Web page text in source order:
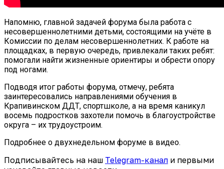
Напомню, главной задачей форума была работа с
несовершеннолетними детьми, состоящими на учёте в
Комиссии по делам несовершеннолетних. К работе на
площадках, в первую очередь, привлекали таких ребят:
помогали найти жизненные ориентиры и обрести опору
под ногами.
Подводя итог работы форума, отмечу, ребята
заинтересовались направлениями обучения в
Крапивинском ДДТ, спортшколе, а на время каникул
восемь подростков захотели помочь в благоустройстве
округа – их трудоустроим.
Подробнее о двухнедельном форуме в видео.
Подписывайтесь на наш Telegram-канал и первыми